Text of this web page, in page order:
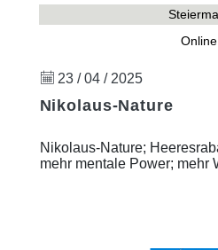
Online
23 / 04 / 2025
Nikolaus-Nature
Nikolaus-Nature;
mehr mentale Power; mehr